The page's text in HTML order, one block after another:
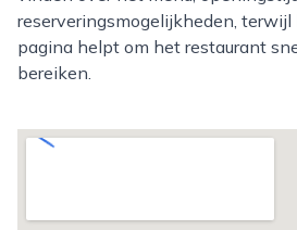
reserveringsmogelijkheden, terwijl
pagina helpt om het restaurant
bereiken.